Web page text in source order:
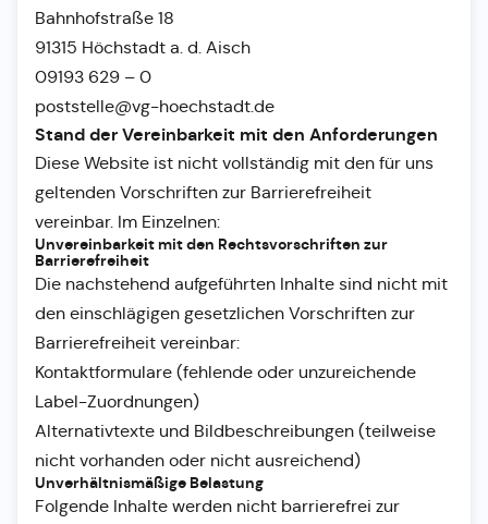
Bahnhofstraße 18
91315 Höchstadt a. d. Aisch
09193 629 – 0
poststelle@vg-hoechstadt.de
Stand der Vereinbarkeit mit den Anforderungen
Diese Website ist nicht vollständig mit den für uns
geltenden Vorschriften zur Barrierefreiheit
vereinbar. Im Einzelnen:
Unvereinbarkeit mit den Rechtsvorschriften zur
Barrierefreiheit
Die nachstehend aufgeführten Inhalte sind nicht mit
den einschlägigen gesetzlichen Vorschriften zur
Barrierefreiheit vereinbar:
Kontaktformulare (fehlende oder unzureichende
Label-Zuordnungen)
Alternativtexte und Bildbeschreibungen (teilweise
nicht vorhanden oder nicht ausreichend)
Unverhältnismäßige Belastung
Folgende Inhalte werden nicht barrierefrei zur